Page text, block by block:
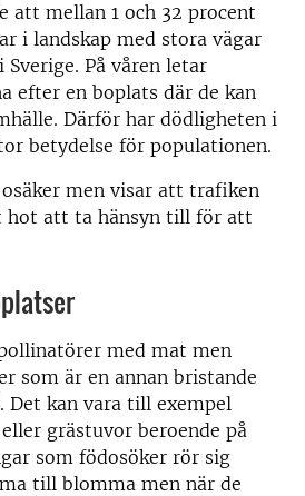
att mellan 1 och 32 procent
i landskap med stora vägar
På våren letar
efter en boplats där de kan
Därför har dödligheten i
betydelse för populationen.
men visar att trafiken
hot att ta hänsyn till för att
med mat men
som är en annan bristande
Det kan vara till exempel
grästuvor beroende på
som födosöker rör sig
till blomma men när de